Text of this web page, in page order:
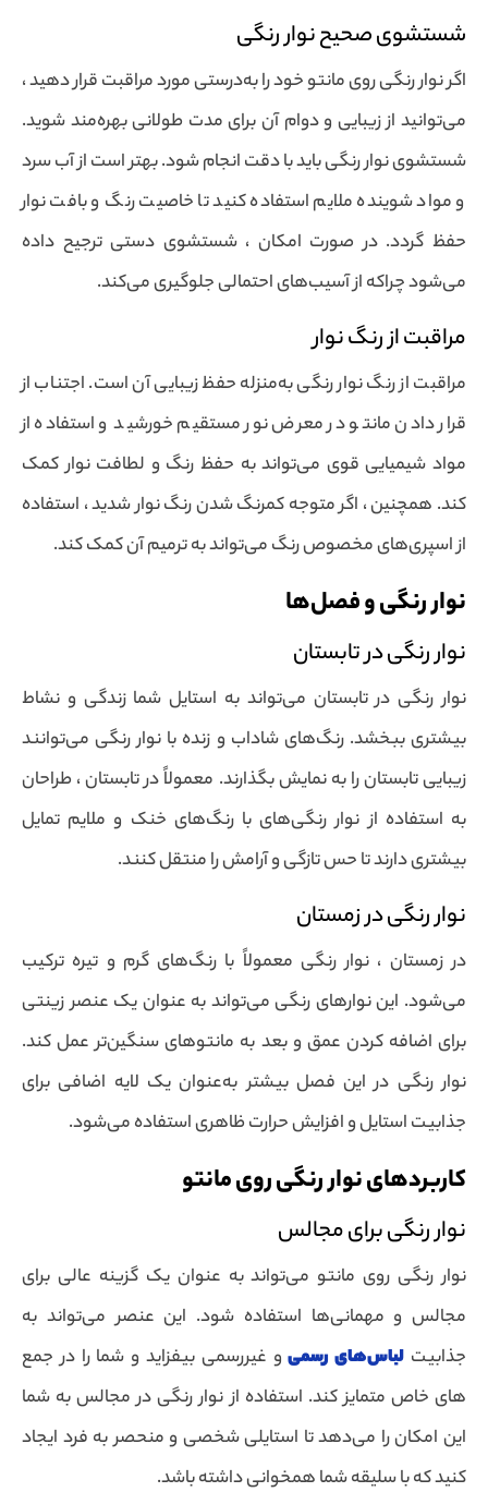
شستشوی صحیح نوار رنگی
اگر نوار رنگی روی مانتو خود را به‌درستی مورد مراقبت قرار دهید ،
می‌توانید از زیبایی و دوام آن برای مدت طولانی بهره‌مند شوید.
شستشوی نوار رنگی باید با دقت انجام شود. بهتر است از آب سرد
و مواد شوینده ملایم استفاده کنید تا خاصیت رنگ و بافت نوار
حفظ گردد. در صورت امکان ، شستشوی دستی ترجیح داده
می‌شود چراکه از آسیب‌های احتمالی جلوگیری می‌کند.
مراقبت از رنگ نوار
مراقبت از رنگ نوار رنگی به‌منزله حفظ زیبایی آن است. اجتناب از
قرار دادن مانتو در معرض نور مستقیم خورشید و استفاده از
مواد شیمیایی قوی می‌تواند به حفظ رنگ و لطافت نوار کمک
کند. همچنین ، اگر متوجه کمرنگ شدن رنگ نوار شدید ، استفاده
از اسپری‌های مخصوص رنگ می‌تواند به ترمیم آن کمک کند.
نوار رنگی و فصل‌ها
نوار رنگی در تابستان
نوار رنگی در تابستان می‌تواند به استایل شما زندگی و نشاط
بیشتری ببخشد. رنگ‌های شاداب و زنده با نوار رنگی می‌توانند
زیبایی تابستان را به نمایش بگذارند. معمولاً در تابستان ، طراحان
به استفاده از نوار رنگی‌های با رنگ‌های خنک و ملایم تمایل
بیشتری دارند تا حس تازگی و آرامش را منتقل کنند.
نوار رنگی در زمستان
در زمستان ، نوار رنگی معمولاً با رنگ‌های گرم و تیره ترکیب
می‌شود. این نوارهای رنگی می‌تواند به عنوان یک عنصر زینتی
برای اضافه کردن عمق و بعد به مانتوهای سنگین‌تر عمل کند.
نوار رنگی در این فصل بیشتر به‌عنوان یک لایه اضافی برای
جذابیت استایل و افزایش حرارت ظاهری استفاده می‌شود.
کاربردهای نوار رنگی روی مانتو
نوار رنگی برای مجالس
نوار رنگی روی مانتو می‌تواند به عنوان یک گزینه عالی برای
مجالس و مهمانی‌ها استفاده شود. این عنصر می‌تواند به
جذابیت لباس‌های رسمیو غیررسمی بیفزاید و شما را در جمع‌
های خاص متمایز کند. استفاده از نوار رنگی در مجالس به شما
این امکان را می‌دهد تا استایلی شخصی و منحصر به فرد ایجاد
کنید که با سلیقه شما همخوانی داشته باشد.